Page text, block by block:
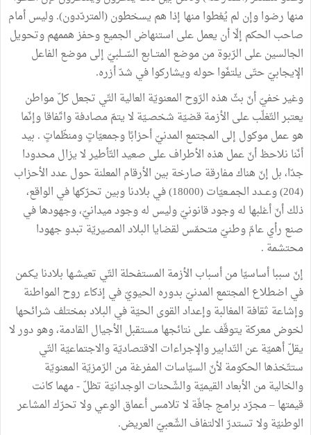
منها رضوا وإن لم يُعْطوا منها إذا هم يسخطون (المتردّدون). وليس أمام
صاحب الحكم إلّا أن يعمل على استنهاض الجميع وحفز هممهم وتحويل
الجالسين على الرّبوة من موضع المتــابع السّــلبيّ إلى موضع الفاعل
الإيجابيّ حتّى يلتفّوا حوله ويشاركوا في شدّ أزره.
وغير خفيّ أنّ بثّ هذه الرّوح المعنويّة العالية التّي تجعل كلّ مواطن
يعتبر التّغلّب على الأزمة قضيّة شخصـيّة لا يتمّ مصادفة واتّفاقا وإنّما
هو عمل موكول إلى المجتمع المدنيّ أحزابًا وجمعيّاتٍ ومنظّماتٍ . بيد
أنّنا نلاحظ أنّ عمل هذه الأطراف على صعيد التّأطير لا يزال محدودا
جدّا، بل إنّ هناك مفارقة صارخة بين الأرقام المعلنة حول عدد الأحزاب
(204) وعــدد الجمــعيّات (18000) في بلادنا وبين تحرّكها في الواقع،
ذلك أنّ أغلبها له وجود قانونيّ وليس له وجود ميدانيّ، وجهودها في
صنع رأي عامّ وطنيّ متحمّس لقضايا البلاد المصيريّة تبدو جهودا
محتشمة .
إنّ سببا أساسيّا من أسباب الأزمة المستفحلة التّي تعيشـها بلادنا يكـمن
في اضطلاع المجتمع المدنيّ بدوره الحيويّ في إذكاء روح المواطنة
وإشاعة ثقافة المغالبة وإعداد القوى الحيّة في البلاد بمختلف شرائحها
لخوض معركة يتوقّف على نتائجها مستقبل الأجيال القادمة، وهو دور لا
يقلّ أهميّة عن التّدابير والإجراءات الاقتصاديّة والاجتماعيّة التّي
ستتّخذها الحكومة لأنّ السيّاسات المفرغة من الرّمزيّة المعنويّة
والخالية من الأبعاد القيميّة والشّحنات الوجدانيّة تظلّ - مهما كانت
قيمتها – مجرّد برامج جافّة لا تلامس أعماق الوعي ولا تحرّك المشاعر
الوطنيّة ولا تستدرّ الالتفاف الشّعبيّ العريض.